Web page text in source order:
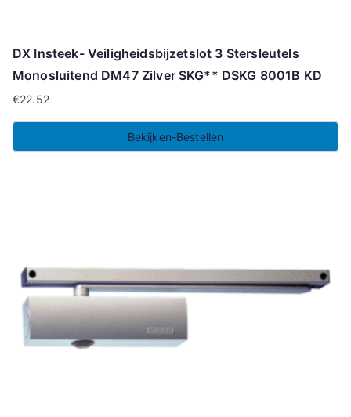
DX Insteek- Veiligheidsbijzetslot 3 Stersleutels
Monosluitend DM47 Zilver SKG** DSKG 8001B KD
€22.52
Bekijken-Bestellen